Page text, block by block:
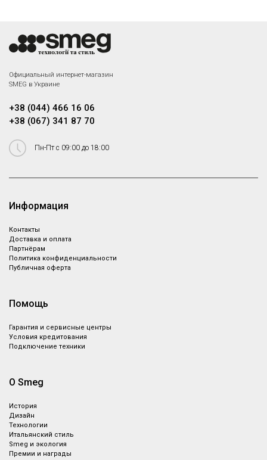
Официальный интернет-магазин
SMEG в Украине
+38 (044) 466 16 06
+38 (067) 341 87 70
Пн-Пт с 09:00 до 18:00
Информация
Контакты
Доставка и оплата
Партнёрам
Политика конфиденциальности
Публичная оферта
Помощь
Гарантия и сервисные центры
Условия кредитования
Подключение техники
О Smeg
История
Дизайн
Технологии
Итальянский стиль
Smeg и экология
Премии и награды